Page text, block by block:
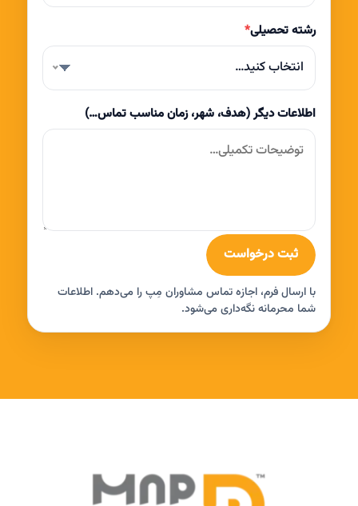
رشته تحصیلی*
انتخاب کنید…
اطلاعات دیگر (هدف، شهر، زمان مناسب تماس…)
ثبت درخواست
با ارسال فرم، اجازه تماس مشاوران مِپ را می‌دهم. اطلاعات
شما محرمانه نگه‌داری می‌شود.